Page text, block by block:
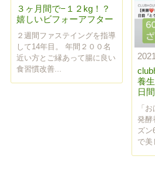
３ヶ月間で−１２kg！？
嬉しいビフォーアフター
２週間ファステイングを指導
して14年目。 年間２００名
近い方とご縁あって腸に良い
食習慣改善...
養
日
「
発酵
ズ
で美